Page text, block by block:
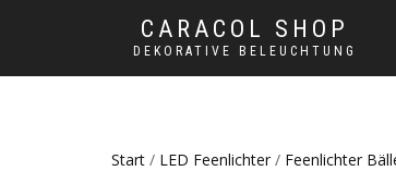
CARACOL SHOP
DEKORATIVE BELEUCHTUNG
Start / LED Feenlichter / Feenlichter